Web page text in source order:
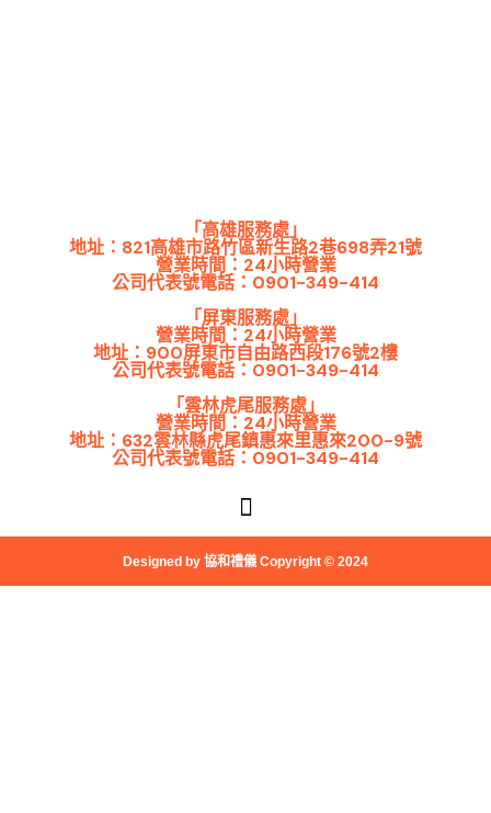
「高雄服務處」
地址：821高雄市路竹區新生路2巷698弄21號
營業時間：24小時營業
公司代表號電話：0901-349-414
「屏東服務處」
營業時間：24小時營業
地址：900屏東市自由路西段176號2樓
公司代表號電話：0901-349-414
「雲林虎尾服務處」
營業時間：24小時營業
地址：632雲林縣虎尾鎮惠來里惠來200-9號
公司代表號電話：0901-349-414
選
Designed by 協和禮儀 Copyright © 2024